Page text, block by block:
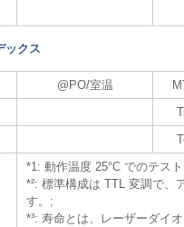
ックス
@PO/室温
*1: 動作温度 25°C でのテスト
*²: 標準構成は TTL 変調で、
す。;
*³: 寿命とは、レーザーダイオ